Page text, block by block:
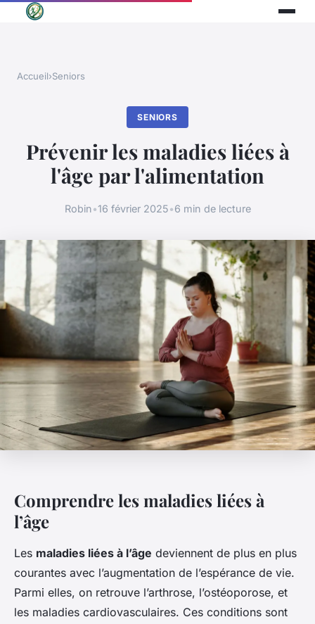
Accueil›Seniors
SENIORS
Prévenir les maladies liées à
l'âge par l'alimentation
Robin•16 février 2025•6 min de lecture
Comprendre les maladies liées à
l’âge
Les maladies liées à l’âge deviennent de plus en plus
courantes avec l’augmentation de l’espérance de vie.
Parmi elles, on retrouve l’arthrose, l’ostéoporose, et
les maladies cardiovasculaires. Ces conditions sont